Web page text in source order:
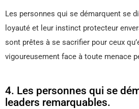
Les personnes qui se démarquent se
loyauté et leur instinct protecteur
sont prêtes à se sacrifier pour ceux
vigoureusement face à toute menace
4. Les personnes qui se
leaders remarquables.